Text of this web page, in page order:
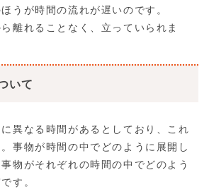
うが時間の流れが遅いのです。
離れることなく、立っていられま
いて
異なる時間があるとしており、これ
事物が時間の中でどのように展開し
物がそれぞれの時間の中でどのよう
す。